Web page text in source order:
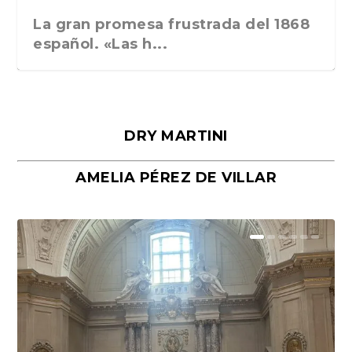
La gran promesa frustrada del 1868
español. «Las h...
Málaga, verso en azul, de Rafael
Porras y Salvador...
«La cocina hebrea. Alimentación
del pueblo judío e...
DRY MARTINI
AMELIA PÉREZ DE VILLAR